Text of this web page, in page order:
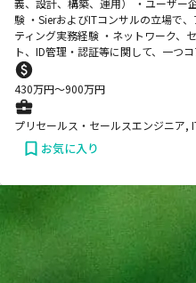
義、設計、構築、運用） ・ユーザー
験 ・SierおよびITコンサルの立場で
ティング実務経験 ・ネットワーク、
ト、ID管理・認証等に関して、一つ
430万円〜900万円
プリセールス・セールスエンジニア,
お気に入り